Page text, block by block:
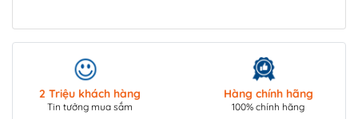
2 Triệu khách hàng
Tin tưởng mua sắm
Hàng chính hãng
100% chính hãng